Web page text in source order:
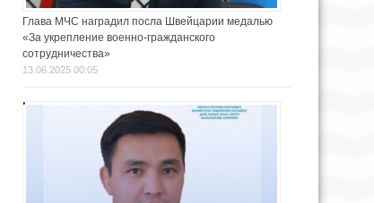
Глава МЧС наградил посла Швейцарии медалью
«За укрепление военно-гражданского
сотрудничества»
13.06.2025 00:05